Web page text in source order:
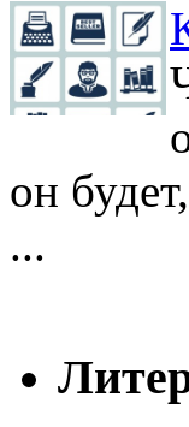
он
...